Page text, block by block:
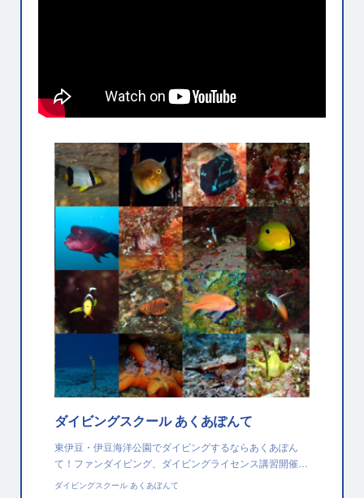
ダイビングスクール あくあぽんて
東伊豆・伊豆海洋公園でダイビングするならあくあぽん
て！ファンダイビング、ダイビングライセンス講習開催…
ダイビングスクール あくあぽんて